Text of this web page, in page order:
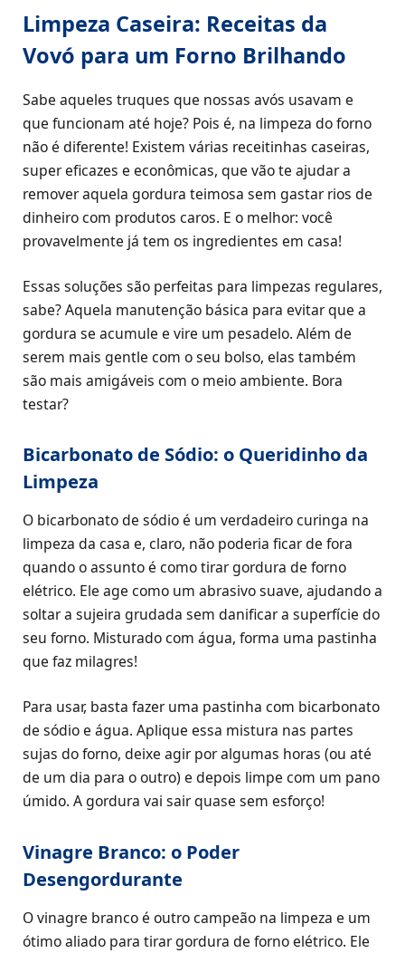
Limpeza Caseira: Receitas da
Vovó para um Forno Brilhando
Sabe aqueles truques que nossas avós usavam e
que funcionam até hoje? Pois é, na limpeza do forno
não é diferente! Existem várias receitinhas caseiras,
super eficazes e econômicas, que vão te ajudar a
remover aquela gordura teimosa sem gastar rios de
dinheiro com produtos caros. E o melhor: você
provavelmente já tem os ingredientes em casa!
Essas soluções são perfeitas para limpezas regulares,
sabe? Aquela manutenção básica para evitar que a
gordura se acumule e vire um pesadelo. Além de
serem mais gentle com o seu bolso, elas também
são mais amigáveis com o meio ambiente. Bora
testar?
Bicarbonato de Sódio: o Queridinho da
Limpeza
O bicarbonato de sódio é um verdadeiro curinga na
limpeza da casa e, claro, não poderia ficar de fora
quando o assunto é como tirar gordura de forno
elétrico. Ele age como um abrasivo suave, ajudando a
soltar a sujeira grudada sem danificar a superfície do
seu forno. Misturado com água, forma uma pastinha
que faz milagres!
Para usar, basta fazer uma pastinha com bicarbonato
de sódio e água. Aplique essa mistura nas partes
sujas do forno, deixe agir por algumas horas (ou até
de um dia para o outro) e depois limpe com um pano
úmido. A gordura vai sair quase sem esforço!
Vinagre Branco: o Poder
Desengordurante
O vinagre branco é outro campeão na limpeza e um
ótimo aliado para tirar gordura de forno elétrico. Ele